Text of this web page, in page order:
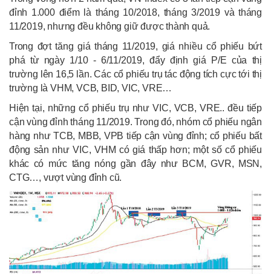
đỉnh 1.000 điểm là tháng 10/2018, tháng 3/2019 và tháng
11/2019, nhưng đều không giữ được thành quả.
Trong đợt tăng giá tháng 11/2019, giá nhiều cổ phiếu bứt
phá từ ngày 1/10 - 6/11/2019, đẩy định giá P/E của thị
trường lên 16,5 lần. Các cổ phiếu trụ tác động tích cực tới thị
trường là VHM, VCB, BID, VIC, VRE…
Hiện tại, những cổ phiếu trụ như VIC, VCB, VRE.. đều tiếp
cận vùng đỉnh tháng 11/2019. Trong đó, nhóm cổ phiếu ngân
hàng như TCB, MBB, VPB tiếp cận vùng đỉnh; cổ phiếu bất
động sản như VIC, VHM có giá thấp hơn; một số cổ phiếu
khác có mức tăng nóng gần đây như BCM, GVR, MSN,
CTG…, vượt vùng đỉnh cũ.